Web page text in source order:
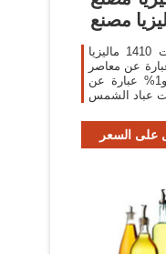
مصنع
حول المنتج والموردين: يقدم منتجات 1410 ماليزيا
67% منها عبارة عن معاصر
زيت، و6% عبارة عن زيت النخيل، و1% عبارة عن
على السعر